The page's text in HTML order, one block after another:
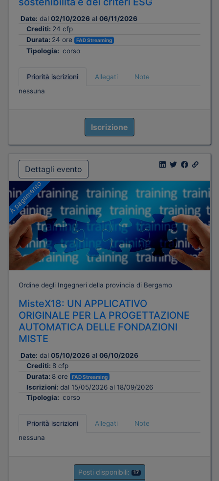
Date: dal 02/10/2026 al 06/11/2026
Crediti: 24 cfp
Durata: 24 ore FAD Streaming
Tipologia: corso
Priorità iscrizioni Allegati
Note
nessuna
Iscrizione
Dettagli evento
A pagamento
Ordine degli Ingegneri della provincia di Bergamo
MisteX18: UN APPLICATIVO
ORIGINALE PER LA PROGETTAZIONE
AUTOMATICA DELLE FONDAZIONI
MISTE
Date: dal 05/10/2026 al 06/10/2026
Crediti: 8 cfp
Durata: 8 ore FAD Streaming
Iscrizioni: dal 15/05/2026 al 18/09/2026
Tipologia: corso
Priorità iscrizioni Allegati
Note
nessuna
Posti disponibili: 17